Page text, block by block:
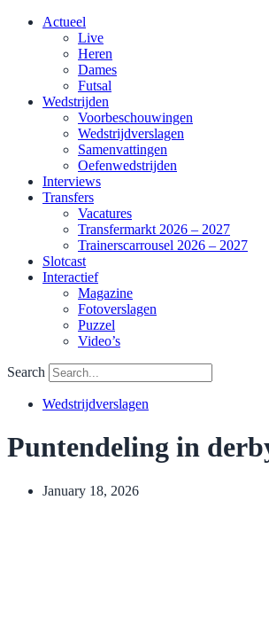
Actueel
Live
Heren
Dames
Futsal
Wedstrijden
Voorbeschouwingen
Wedstrijdverslagen
Samenvattingen
Oefenwedstrijden
Interviews
Transfers
Vacatures
Transfermarkt 2026 – 2027
Trainerscarrousel 2026 – 2027
Slotcast
Interactief
Magazine
Fotoverslagen
Puzzel
Video’s
Search
Wedstrijdverslagen
Puntendeling in
January 18, 2026